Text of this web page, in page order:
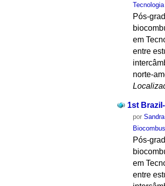
Tecnologia
Pós-
em
entre
norte-
1st
por
Pós-
em
entre